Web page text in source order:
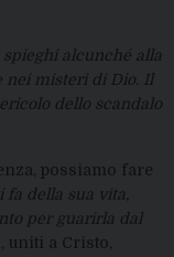
spieghi alcunché alla
nei misteri di Dio. Il
dello scandalo
possiamo fare
fa della sua vita,
per guarirla dal
uniti a Cristo,